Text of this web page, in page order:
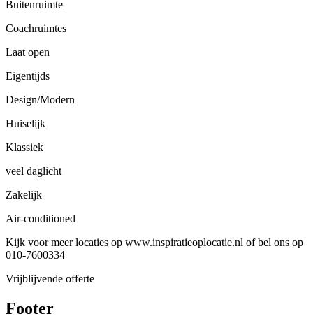
Buitenruimte
Coachruimtes
Laat open
Eigentijds
Design/Modern
Huiselijk
Klassiek
veel daglicht
Zakelijk
Air-conditioned
Kijk voor meer locaties op www.inspiratieoplocatie.nl of bel ons op
010-7600334
Vrijblijvende offerte
Footer